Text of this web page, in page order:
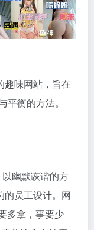
趣味网站，旨在
衡的方法。
以幽默诙谐的方
的员工设计。网
多拿，事要少